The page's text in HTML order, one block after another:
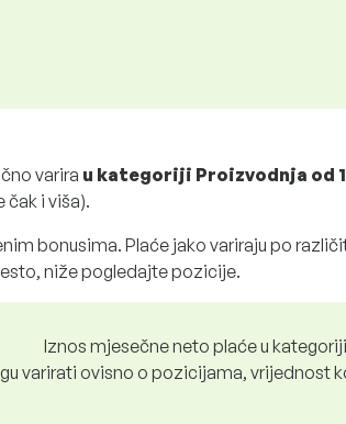
varira u kategoriji Proizvodnja od
čak i viša).
bonusima. Plaće jako variraju po
niže pogledajte pozicije.
Iznos mjesečne neto plaće u kategoriji
varirati ovisno o pozicijama, vrijednost